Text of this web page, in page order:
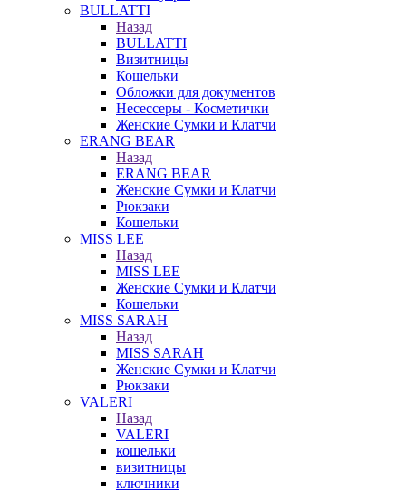
BULLATTI
Назад
BULLATTI
Визитницы
Кошельки
Обложки для документов
Несессеры - Косметички
Женские Сумки и Клатчи
ERANG BEAR
Назад
ERANG BEAR
Женские Сумки и Клатчи
Рюкзаки
Кошельки
MISS LEE
Назад
MISS LEE
Женские Сумки и Клатчи
Кошельки
MISS SARAH
Назад
MISS SARAH
Женские Сумки и Клатчи
Рюкзаки
VALERI
Назад
VALERI
кошельки
визитницы
ключники